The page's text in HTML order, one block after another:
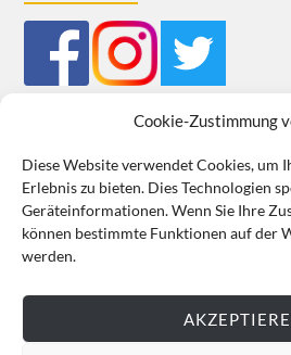
Cookie-Zustimmung
Diese Website verwendet Cookies, um
Erlebnis zu bieten. Dies Technologien
Geräteinformationen. Wenn Sie Ihre
können bestimmte Funktionen auf der
werden.
Mein Bestellkonto
Cookie-Richtlinie (EU) Impressum
VERTRAG WIDERRUFEN